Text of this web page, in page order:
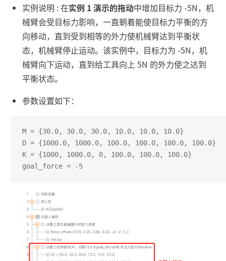
实例说明 : 在实例 1演示的拖动中增加目标力 -5N，机
械臂会受目标力影响，一直朝着能使目标力平衡的方
向移动，直到受到相等的外力使机械臂达到平衡状
态，机械臂停止运动。该实例中，目标力为 -5N，机
械臂向下运动，直到给工具向上 5N 的外力使之达到
平衡状态。
参数设置如下：
M = {30.0, 30.0, 30.0, 10.0, 10.0, 10.0}
D = {1000.0, 1000.0, 100.0, 100.0, 100.0, 100.0}
K = {1000, 1000.0, 0, 100.0, 100.0, 100.0}
goal_force = -5